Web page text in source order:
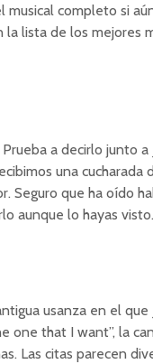
completo si
lista de los mejores
a decirlo junto a
una cucharada
Seguro que ha oído
aunque lo hayas visto.
usanza en el que
one that I want”, la
Las citas parecen